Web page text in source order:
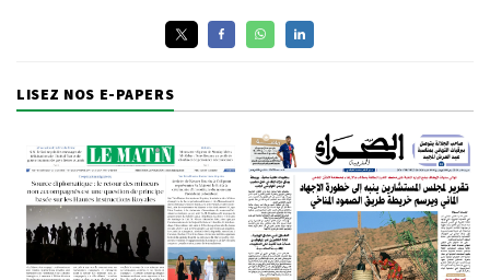
LISEZ NOS E-PAPERS